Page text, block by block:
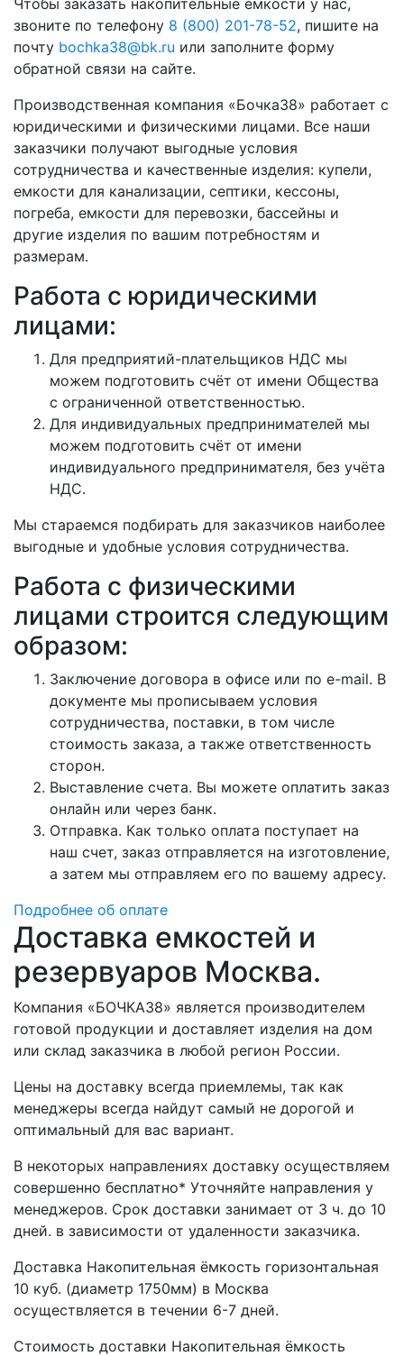
Чтобы заказать накопительные ёмкости у нас,
звоните по телефону 8 (800) 201-78-52, пишите на
почту bochka38@bk.ru или заполните форму
обратной связи на сайте.
Производственная компания «Бочка38» работает с
юридическими и физическими лицами. Все наши
заказчики получают выгодные условия
сотрудничества и качественные изделия: купели,
емкости для канализации, септики, кессоны,
погреба, емкости для перевозки, бассейны и
другие изделия по вашим потребностям и
размерам.
Работа с юридическими
лицами:
Для предприятий-плательщиков НДС мы
можем подготовить счёт от имени Общества
с ограниченной ответственностью.
Для индивидуальных предпринимателей мы
можем подготовить счёт от имени
индивидуального предпринимателя, без учёта
НДС.
Мы стараемся подбирать для заказчиков наиболее
выгодные и удобные условия сотрудничества.
Работа с физическими
лицами строится следующим
образом:
Заключение договора в офисе или по e-mail. В
документе мы прописываем условия
сотрудничества, поставки, в том числе
стоимость заказа, а также ответственность
сторон.
Выставление счета. Вы можете оплатить заказ
онлайн или через банк.
Отправка. Как только оплата поступает на
наш счет, заказ отправляется на изготовление,
а затем мы отправляем его по вашему адресу.
Подробнее об оплате
Доставка емкостей и
резервуаров Москва.
Компания «БОЧКА38» является производителем
готовой продукции и доставляет изделия на дом
или склад заказчика в любой регион России.
Цены на доставку всегда приемлемы, так как
менеджеры всегда найдут самый не дорогой и
оптимальный для вас вариант.
В некоторых направлениях доставку осуществляем
совершенно бесплатно* Уточняйте направления у
менеджеров. Срок доставки занимает от 3 ч. до 10
дней. в зависимости от удаленности заказчика.
Доставка Накопительная ёмкость горизонтальная
10 куб. (диаметр 1750мм) в Москва
осуществляется в течении 6-7 дней.
Стоимость доставки Накопительная ёмкость